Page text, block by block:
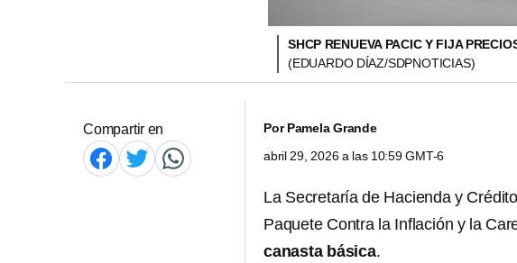
SHCP RENUEVA PACIC Y FIJA
(EDUARDO DÍAZ/SDPNOTICIAS)
Compartir en PorPamela Grande
abril 29, 2026 a las 10:59 GMT-6
La Secretaría de Hacienda y
Paquete Contra la Inflación y la
canasta básica.